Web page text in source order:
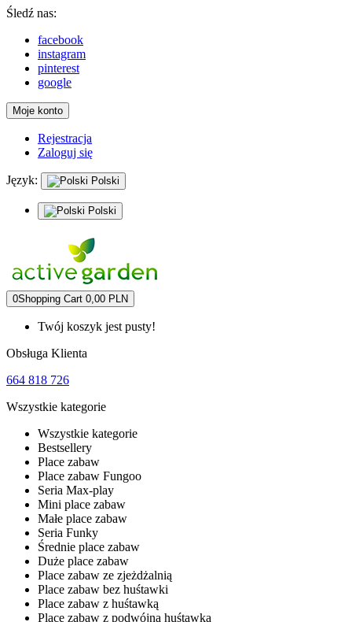
Śledź nas:
facebook
instagram
pinterest
google
Moje konto
Rejestracja
Zaloguj się
Język: Polski
Polski
0Shopping Cart 0,00 PLN
Twój koszyk jest pusty!
Obsługa Klienta
664 818 726
Wszystkie kategorie
Wszystkie kategorie
Bestsellery
Place zabaw
Place zabaw Fungoo
Seria Max-play
Mini place zabaw
Małe place zabaw
Seria Funky
Średnie place zabaw
Duże place zabaw
Place zabaw ze zjeżdżalnią
Place zabaw bez huśtawki
Place zabaw z huśtawką
Place zabaw z podwójną huśtawką